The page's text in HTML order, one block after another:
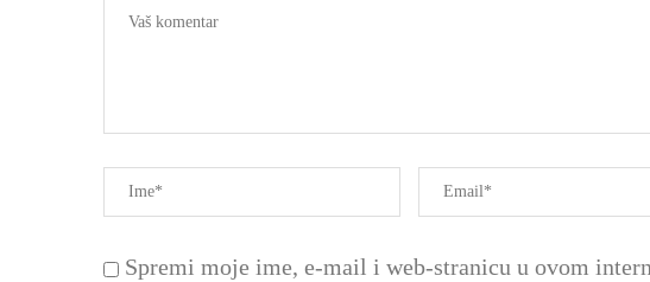
Spremi moje ime, e-mail i web-stranicu u ovom